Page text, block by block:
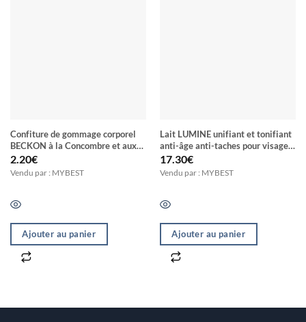
Confiture de gommage corporel
BECKON à la Concombre et aux
exfoliants 100% Naturels
2.20€
Vendu par : MYBEST
Ajouter au panier
Lait LUMINE unifiant et tonifiant
anti-âge anti-taches pour visage
& corps Half-Cast blanchiment en
7 Jours
17.30€
Vendu par : MYBEST
Ajouter au panier